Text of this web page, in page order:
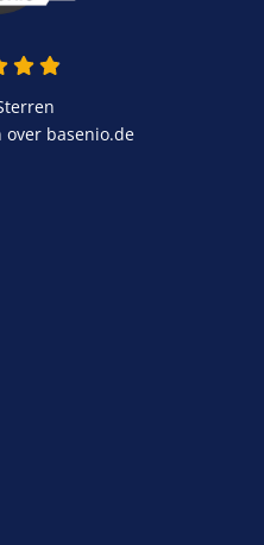
over basenio.de